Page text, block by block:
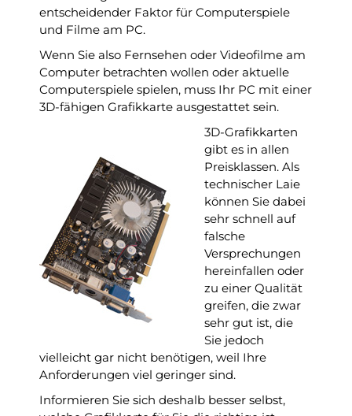
entscheidender Faktor für Computerspiele
und Filme am PC.
Wenn Sie also Fernsehen oder Videofilme am
Computer betrachten wollen oder aktuelle
Computerspiele spielen, muss Ihr PC mit einer
3D-fähigen Grafikkarte ausgestattet sein.
3D-Grafikkarten
gibt es in allen
Preisklassen. Als
technischer Laie
können Sie dabei
sehr schnell auf
falsche
Versprechungen
hereinfallen oder
zu einer Qualität
greifen, die zwar
sehr gut ist, die
Sie jedoch
vielleicht gar nicht benötigen, weil Ihre
Anforderungen viel geringer sind.
Informieren Sie sich deshalb besser selbst,